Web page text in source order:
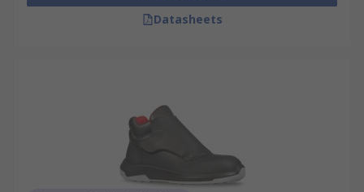
Datasheets